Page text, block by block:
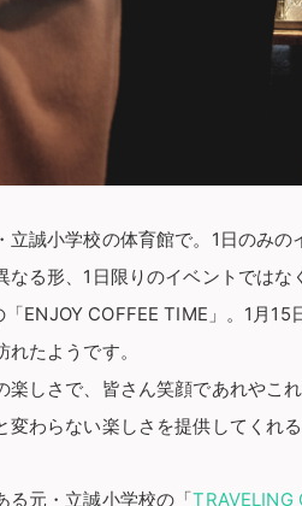
立誠小学校の体育館で。1日のみの
なる形、1日限りのイベントでは
ENJOY COFFEE TIME」。1月15
れたようです。
楽しさで、皆さん笑顔であれやこ
変わらない楽しさを提供してくれる
る元・立誠小学校の「TRAVELING